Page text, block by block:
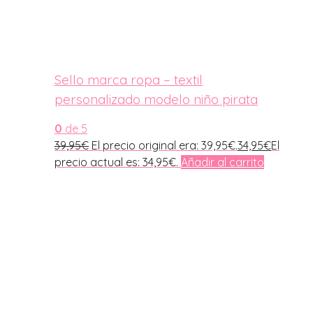
Sello marca ropa – textil
personalizado modelo niño pirata
0 de 5
39,95€ El precio original era: 39,95€.34,95€El
precio actual es: 34,95€. Añadir al carrito